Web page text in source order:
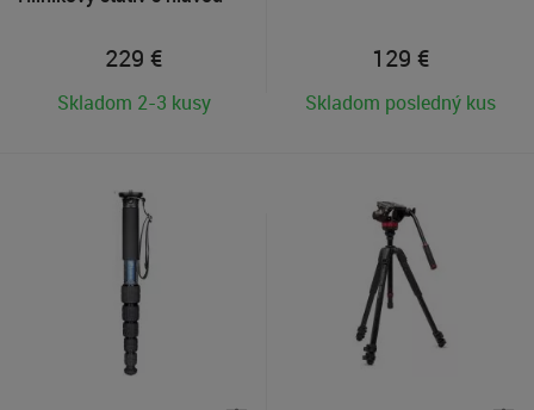
229 €
Skladom 2-3 kusy
129 €
Skladom posledný kus